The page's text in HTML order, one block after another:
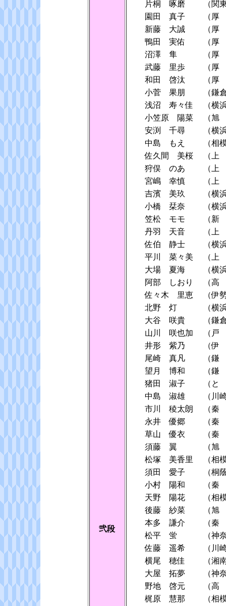
弐段
片桐 啄磨
（関
園田 真子
（
新藤 大誠
（
鴨田 実佑
（
沼澤 隼
（
武藤 里歩
（
和田 啓汰
（
小菅 果朋
（鎌
浅沼 寿々佳
（横
小笠原 陽菜
（
安渕 千尋
（横
中島 もえ
（相
佐久間 美桜
（
狩俣 のあ
（
宮嶋 幸慎
（
吉濱 美玖
（横
小橋 栞奈
（横
笠松 モモ
（
丹羽 天音
（
佐伯 静士
（横
平川 菜々美
（
大場 夏海
（横
阿部 しおり
（
佐々木 里恵
（伊
北野 灯
（横
大谷 咲貴
（鎌
山川 咲也加
（
井形 紫乃
（
尾崎 真凡
（
望月 博和
（
猪田 淑子
（
中島 淑雄
（川
市川 稜太朗
（
永井 優郷
（
草山 優衣
（
須藤 翼
（
松塚 美香里
（相
須田 愛子
（桐
小村 陽和
（
天野 陽花
（相
後藤 紗菜
（
本多 謙介
（
松平 蛍
（神
佐藤 遥希
（川
横尾 穂佳
（湘
大屋 拓夢
（神
野地 啓元
（
梶原 慧那
（相